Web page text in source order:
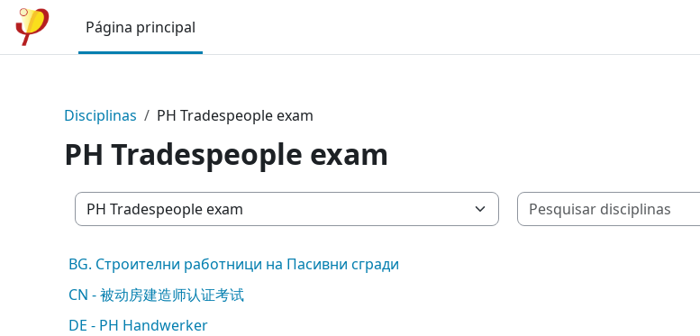
Ir para o conteúdo principal
Página principal
Disciplinas PH Tradespeople exam
PH Tradespeople exam
Categorias de disciplinas
BG. Строителни работници на Пасивни сгради
CN - 被动房建造师认证考试
DE - PH Handwerker